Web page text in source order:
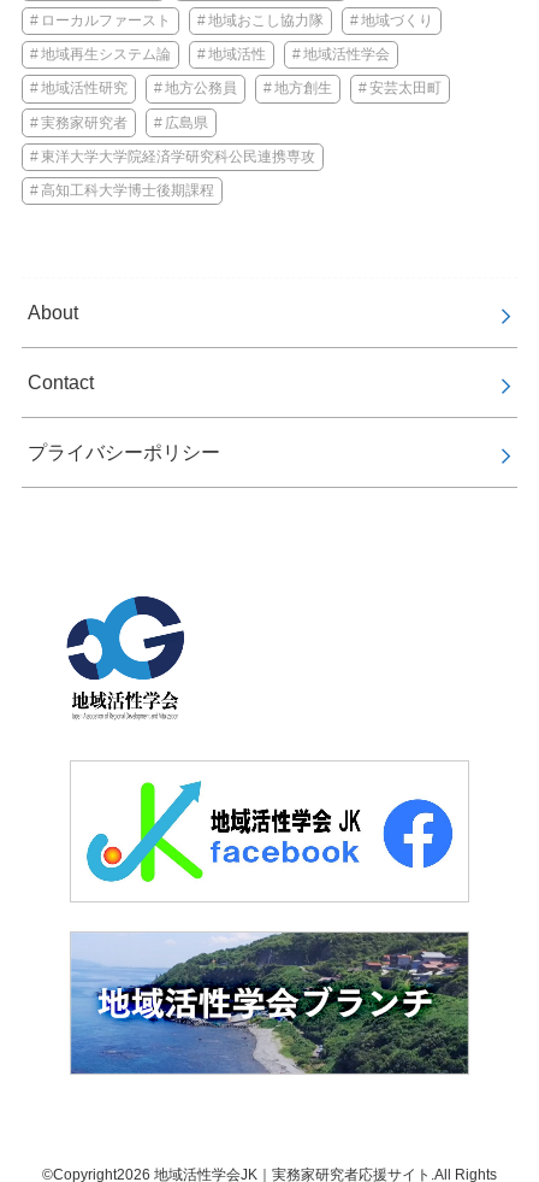
ローカルファースト 地域おこし協力隊 地域づくり
地域再生システム論 地域活性 地域活性学会
地域活性研究 地方公務員 地方創生 安芸太田町
実務家研究者 広島県
東洋大学大学院経済学研究科公民連携専攻
高知工科大学博士後期課程
About
Contact
プライバシーポリシー
©Copyright2026 地域活性学会JK｜実務家研究者応援サイト .All Rights